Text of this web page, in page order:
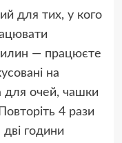
для тих, у кого
— працюєте
на
для очей, чашки
4 рази
години